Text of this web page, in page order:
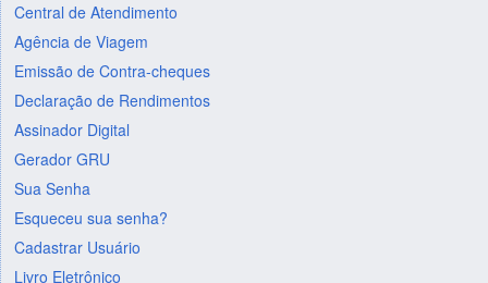
Central de Atendimento
Agência de Viagem
Emissão de Contra-cheques
Declaração de Rendimentos
Assinador Digital
Gerador GRU
Sua Senha
Esqueceu sua senha?
Cadastrar Usuário
Livro Eletrônico